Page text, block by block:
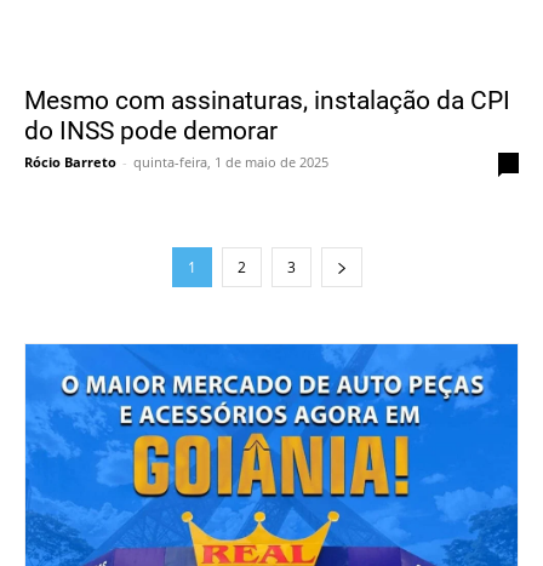
Mesmo com assinaturas, instalação da CPI
do INSS pode demorar
Rócio Barreto - quinta-feira, 1 de maio de 2025
1 2 3